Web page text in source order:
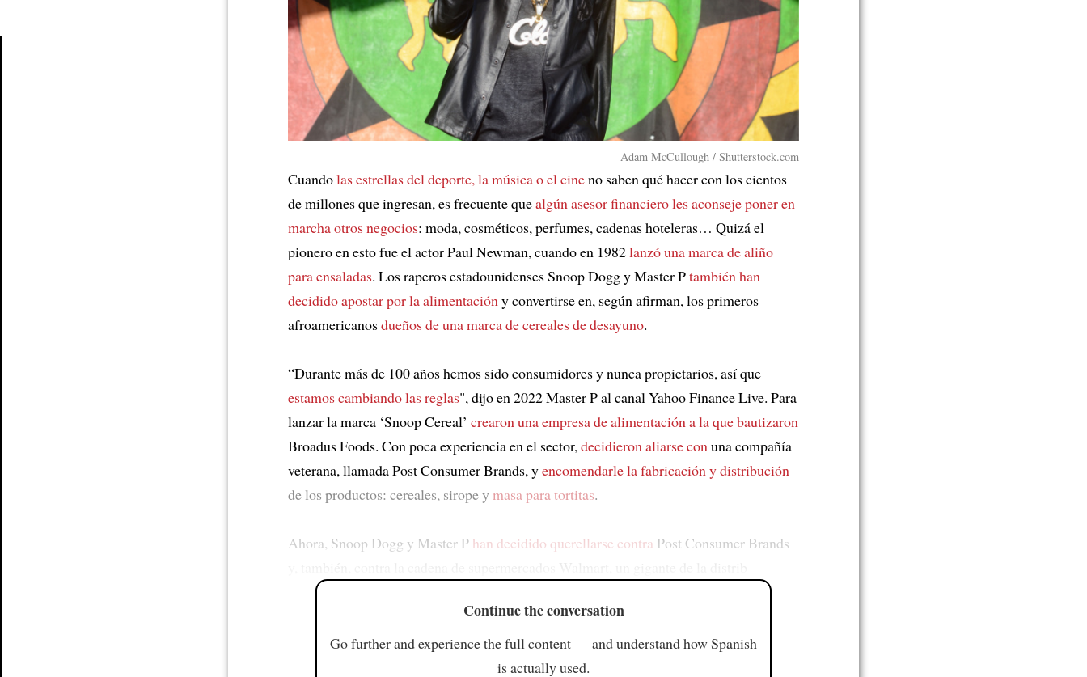
Adam McCullough / Shutterstock.com
Cuandolas estrellas del deporte, la música o el cineno saben qué hacer con los cientos
de millones que ingresan, es frecuente quealgún asesor financiero les aconseje poner en
marcha otros negocios: moda, cosméticos, perfumes, cadenas hoteleras… Quizá el
pionero en esto fue el actor Paul Newman, cuando en 1982lanzó una marca de aliño
para ensaladas. Los raperos estadounidenses Snoop Dogg y Master Ptambién han
decidido apostar por la alimentación y convertirse en, según afirman, los primeros
afroamericanosdueños de una marca de cereales de desayuno.
“Durante más de 100 años hemos sido consumidores y nunca propietarios, así que
estamos cambiando las reglas", dijo en 2022 Master P al canal Yahoo Finance Live. Para
lanzar la marca ‘Snoop Cereal’ crearon una empresa de alimentación a la que bautizaron
Broadus Foods. Con poca experiencia en el sector, decidieron aliarse con una compañía
veterana, llamada Post Consumer Brands, yencomendarle la fabricación y distribución
de los productos: cereales, sirope y masa para tortitas.
Ahora, Snoop Dogg y Master P han decidido querellarse contra Post Consumer Brands
Continue the conversation
Go further and experience the full content — and understand how Spanish
is actually used.